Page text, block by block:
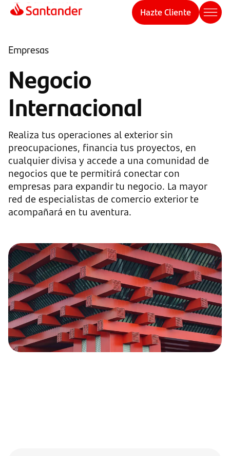
Hazte Cliente
Empresas
Negocio
Internacional
Realiza tus operaciones al exterior sin
preocupaciones, financia tus proyectos, en
cualquier divisa y accede a una comunidad de
negocios que te permitirá conectar con
empresas para expandir tu negocio. La mayor
red de especialistas de comercio exterior te
acompañará en tu aventura.